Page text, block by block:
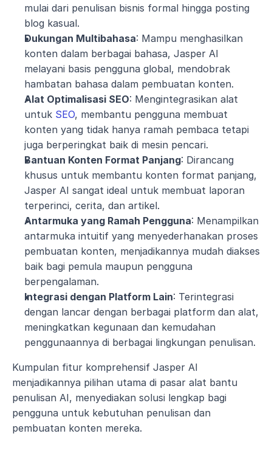
mulai dari penulisan bisnis formal hingga posting
blog kasual.
Dukungan Multibahasa: Mampu menghasilkan
konten dalam berbagai bahasa, Jasper AI
melayani basis pengguna global, mendobrak
hambatan bahasa dalam pembuatan konten.
Alat Optimalisasi SEO: Mengintegrasikan alat
untuk SEO, membantu pengguna membuat
konten yang tidak hanya ramah pembaca tetapi
juga berperingkat baik di mesin pencari.
Bantuan Konten Format Panjang: Dirancang
khusus untuk membantu konten format panjang,
Jasper AI sangat ideal untuk membuat laporan
terperinci, cerita, dan artikel.
Antarmuka yang Ramah Pengguna: Menampilkan
antarmuka intuitif yang menyederhanakan proses
pembuatan konten, menjadikannya mudah diakses
baik bagi pemula maupun pengguna
berpengalaman.
Integrasi dengan Platform Lain: Terintegrasi
dengan lancar dengan berbagai platform dan alat,
meningkatkan kegunaan dan kemudahan
penggunaannya di berbagai lingkungan penulisan.
Kumpulan fitur komprehensif Jasper AI
menjadikannya pilihan utama di pasar alat bantu
penulisan AI, menyediakan solusi lengkap bagi
pengguna untuk kebutuhan penulisan dan
pembuatan konten mereka.